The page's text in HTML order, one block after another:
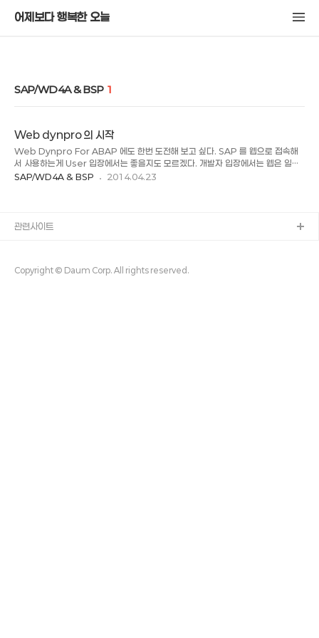
어제보다 행복한 오늘
SAP/WD4A & BSP 1
Web dynpro 의 시작
Web Dynpro For ABAP 에도 한번 도전해 보고 싶다. SAP 를 웹으로 접속해
서 사용하는게 User 입장에서는 좋을지도 모르겠다. 개발자 입장에서는 웹은 일단
디자인이 신경 쓰이기 때문에 안 좋을지도 모르겠다.( SAP GUI 에서는 디자인따위
abap - 끗 -
SAP/WD4A & BSP 2014.04.23
Copyright © Daum Corp. All rights reserved.
관련사이트